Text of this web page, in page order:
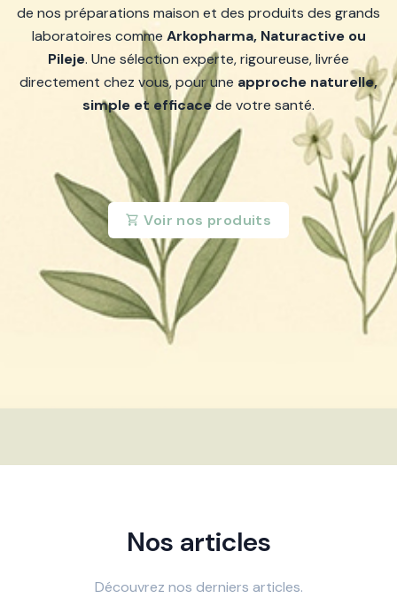
de nos préparations maison et des produits des grands
laboratoires comme Arkopharma, Naturactive ou
Pileje. Une sélection experte, rigoureuse, livrée
directement chez vous, pour une approche naturelle,
simple et efficacede votre santé.
Voir nos produits
Nos articles
Découvrez nos derniers articles.